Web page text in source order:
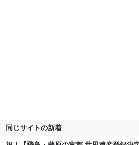
同じサイトの新着